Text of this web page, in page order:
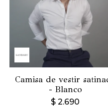
Camisa de vestir
- Blanco
$ 2.690